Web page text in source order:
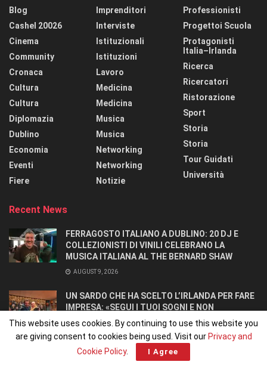
Blog
Cashel 20026
Cinema
Community
Cronaca
Cultura
Cultura
Diplomazia
Dublino
Economia
Eventi
Fiere
Imprenditori
Interviste
Istituzionali
Istituzioni
Lavoro
Medicina
Medicina
Musica
Musica
Networking
Networking
Notizie
Professionisti
Progettoi Scuola
Protagonisti
Italia–Irlanda
Ricerca
Ricercatori
Ristorazione
Sport
Storia
Storia
Tour Guidati
Università
Recent News
FERRAGOSTO ITALIANO A DUBLINO: 20 DJ E
COLLEZIONISTI DI VINILI CELEBRANO LA
MUSICA ITALIANA AL THE BERNARD SHAW
AUGUST 9, 2026
UN SARDO CHE HA SCELTO L’IRLANDA PER FARE
IMPRESA: «SEGUI I TUOI SOGNI E NON
RINUNCIARCI». SI CONOSCONO IN UN OSTELLO.
AUGUST 8, 2026
This website uses cookies. By continuing to use this website you
are giving consent to cookies being used. Visit our Privacy and
Cookie Policy. I Agree